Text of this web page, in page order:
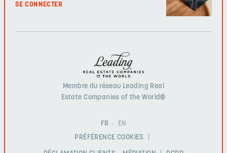
SE CONNECTER
Membre du réseau Leading Real
Estate Companies of the World®
FR
EN
PRÉFÉRENCE COOKIES